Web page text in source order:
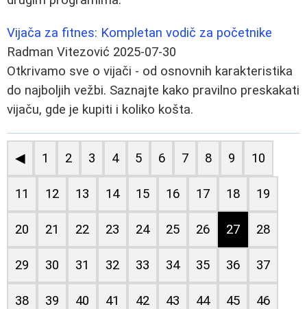
Vijača za fitnes: Kompletan vodič za početnike
Radman Vitezović 2025-07-30
Otkrivamo sve o vijači - od osnovnih karakteristika
do najboljih vežbi. Saznajte kako pravilno preskakati
vijaču, gde je kupiti i koliko košta.
◀ 1 2 3 4 5 6 7 8 9 10
11 12 13 14 15 16 17 18 19
20 21 22 23 24 25 26 27 28
29 30 31 32 33 34 35 36 37
38 39 40 41 42 43 44 45 46